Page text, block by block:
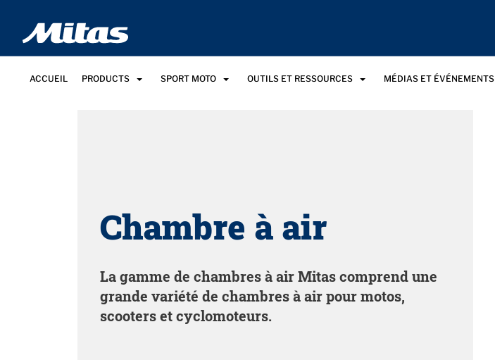
ACCUEIL PRODUCTS SPORT MOTO OUTILS ET RESSOURCES MÉDIAS ET ÉVÉNEMENTS
Chambre à air
La gamme de chambres à air Mitas comprend une
grande variété de chambres à air pour motos,
scooters et cyclomoteurs.